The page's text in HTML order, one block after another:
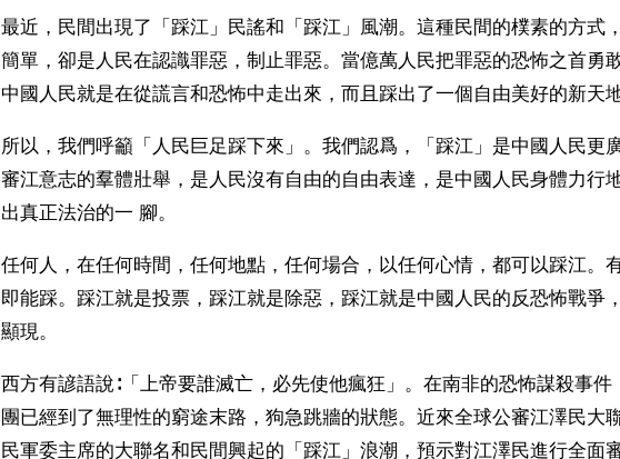
最近，民間出現了「踩江」民謠和「踩江」風潮。這種民間的樸素的方式
簡單，卻是人民在認識罪惡，制止罪惡。當億萬人民把罪惡的恐怖之首勇
中國人民就是在從謊言和恐怖中走出來，而且踩出了一個自由美好的新天地
所以，我們呼籲「人民巨足踩下來」。我們認爲，「踩江」是中國人民更
審江意志的羣體壯舉，是人民沒有自由的自由表達，是中國人民身體力行
出真正法治的一 腳。
任何人，在任何時間，任何地點，任何場合，以任何心情，都可以踩江。
即能踩。踩江就是投票，踩江就是除惡，踩江就是中國人民的反恐怖戰爭
顯現。
西方有諺語說∶「上帝要誰滅亡，必先使他瘋狂」。在南非的恐怖謀殺事件
團已經到了無理性的窮途末路，狗急跳牆的狀態。近來全球公審江澤民大
民軍委主席的大聯名和民間興起的「踩江」浪潮，預示對江澤民進行全面